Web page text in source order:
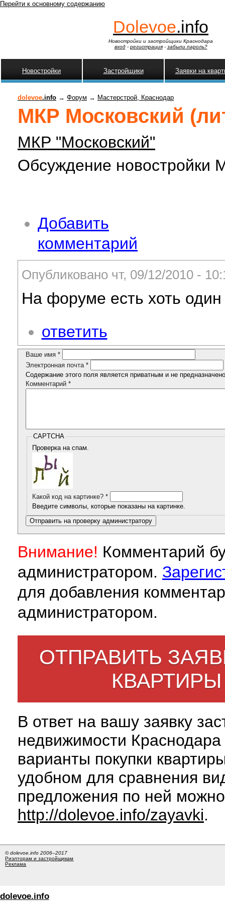
Перейти к основному содержанию
Dolevoe.info
Новостройки и застройщики Краснодара
вход- регистрация- забыли пароль?
Новостройки Застройщики Заявки на
dolevoe.info → Форум → Мастерстрой, Краснодар
МКР Московский
МКР "Московский"
Обсуждение новостройки
Добавить
комментарий
Опубликовано чт, 09/12/2010 -
На форуме есть хоть
ответить
Ваше имя *
Электронная почта *
Содержание этого поля является приватным и не
Комментарий *
CAPTCHA
Проверка на спам.
Какой код на картинке? *
Введите символы, которые показаны на картинке.
Внимание! Комментарий
администратором.
для добавления
администратором.
ОТПРАВИТЬ
В ответ на вашу заявку
недвижимости
варианты покупки
удобном для сравнения
предложения по ней
http://dolevoe.info/zayavki.
© dolevoe.info 2006–2017
Риэлторам и застройщикам
Реклама
dolevoe.info